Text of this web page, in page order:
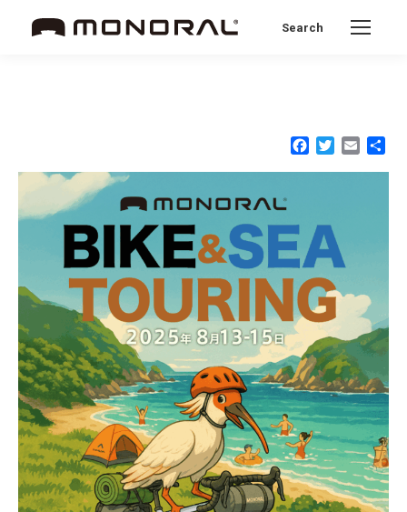
Search:
Search
Facebook
Twitter
Email